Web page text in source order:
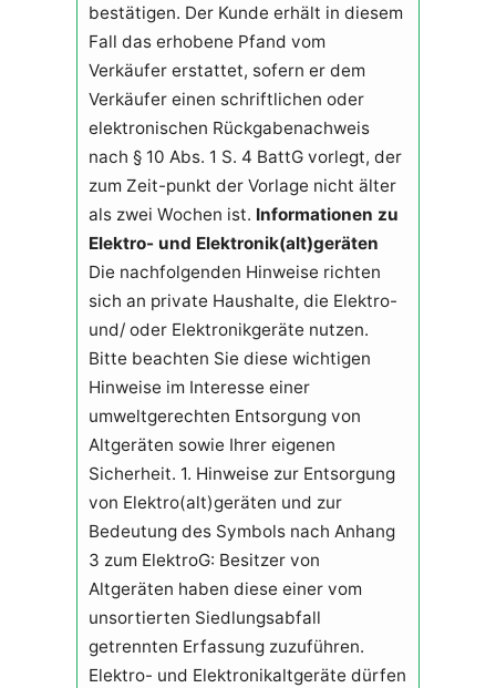
bestätigen. Der Kunde erhält in diesem
Fall das erhobene Pfand vom
Verkäufer erstattet, sofern er dem
Verkäufer einen schriftlichen oder
elektronischen Rückgabenachweis
nach § 10 Abs. 1 S. 4 BattG vorlegt, der
zum Zeit-punkt der Vorlage nicht älter
als zwei Wochen ist. Informationen zu
Elektro- und Elektronik(alt)geräten
Die nachfolgenden Hinweise richten
sich an private Haushalte, die Elektro-
und/ oder Elektronikgeräte nutzen.
Bitte beachten Sie diese wichtigen
Hinweise im Interesse einer
umweltgerechten Entsorgung von
Altgeräten sowie Ihrer eigenen
Sicherheit. 1. Hinweise zur Entsorgung
von Elektro(alt)geräten und zur
Bedeutung des Symbols nach Anhang
3 zum ElektroG: Besitzer von
Altgeräten haben diese einer vom
unsortierten Siedlungsabfall
getrennten Erfassung zuzuführen.
Elektro- und Elektronikaltgeräte dürfen